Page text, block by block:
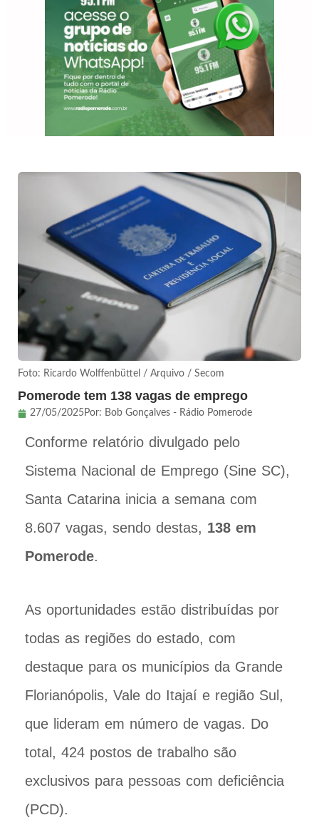
Foto: Ricardo Wolffenbüttel / Arquivo / Secom
Pomerode tem 138 vagas de emprego
27/05/2025Por: Bob Gonçalves - Rádio Pomerode
Conforme relatório divulgado pelo
Sistema Nacional de Emprego (Sine SC),
Santa Catarina inicia a semana com
8.607 vagas, sendo destas, 138 em
Pomerode.
As oportunidades estão distribuídas por
todas as regiões do estado, com
destaque para os municípios da Grande
Florianópolis, Vale do Itajaí e região Sul,
que lideram em número de vagas. Do
total, 424 postos de trabalho são
exclusivos para pessoas com deficiência
(PCD).